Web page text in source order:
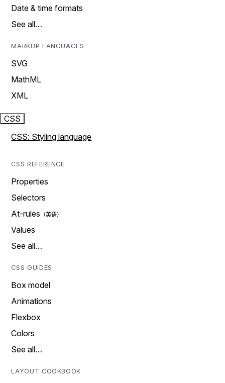
Date & time formats
See all…
MARKUP LANGUAGES
SVG
MathML
XML
CSS
CSS: Styling language
CSS REFERENCE
Properties
Selectors
At-rules
Values
See all…
CSS GUIDES
Box model
Animations
Flexbox
Colors
See all…
LAYOUT COOKBOOK